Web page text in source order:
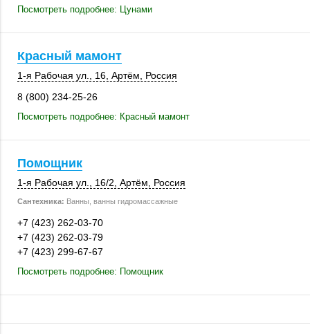
Посмотреть подробнее: Цунами
Красный мамонт
1-я Рабочая ул., 16 Артём
Россия
8 (800) 234-25-26
Посмотреть подробнее: Красный мамонт
Помощник
1-я Рабочая ул. 16/2 Артём Россия
Сантехника: Ванны, ванны гидромассажные
+7 (423) 262-03-70
+7 (423) 262-03-79
+7 (423) 299-67-67
Посмотреть подробнее: Помощник